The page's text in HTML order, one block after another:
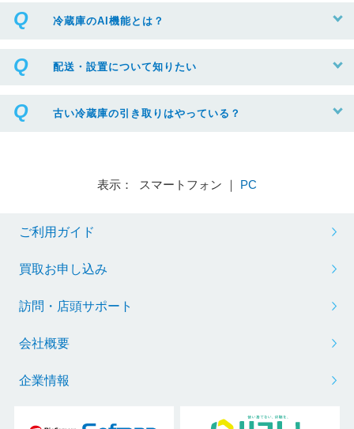
冷蔵庫のAI機能とは？
配送・設置について知りたい
古い冷蔵庫の引き取りはやっている？
表示： スマートフォン ｜ PC
ご利用ガイド
買取お申し込み
訪問・店頭サポート
会社概要
企業情報